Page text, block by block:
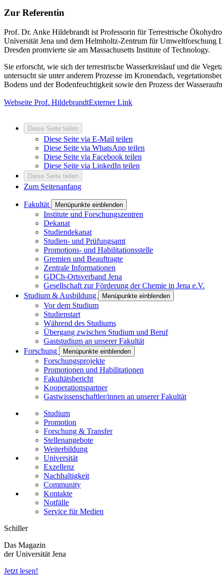
Zur Referentin
Prof. Dr. Anke Hildebrandt ist Professorin für Terrestrische
Universität Jena und dem Helmholtz-Zentrum für Umweltforschung
Dresden promvierte sie am Massachusetts Institute of Technology.
Sie erforscht, wie sich der terrestrische Wasserkreislauf und die
untersucht sie unter anderem Prozesse im Kronendach,
Bodens und der Bodenfeuchtigkeit sowie den Prozess der
Webseite Prof. HildebrandtExterner Link
Diese Seite teilen
Diese Seite via E-Mail teilen
Diese Seite via WhatsApp teilen
Diese Seite via Facebook teilen
Diese Seite via LinkedIn teilen
Diese Seite teilen
Zum Seitenanfang
Fakultät Menüpunkte einblenden
Institute und Forschungszentren
Dekanat
Studiendekanat
Studien- und Prüfungsamt
Promotions- und Habilitationsstelle
Gremien und Beauftragte
Zentrale Informationen
GDCh-Ortsverband Jena
Gesellschaft zur Förderung der Chemie in Jena e.V.
Studium & Ausbildung
Menüpunkte einblenden
Vor dem Studium
Studienstart
Während des Studiums
Übergang zwischen Studium und Beruf
Gaststudium an unserer Fakultät
Forschung
Menüpunkte einblenden
Forschungsprojekte
Promotionen und Habilitationen
Fakultätsbericht
Kooperationspartner
Gastwissenschaftler/innen an unserer Fakultät
Studium
Promotion
Forschung & Transfer
Stellenangebote
Weiterbildung
Universität
Exzellenz
Nachhaltigkeit
Community
Kontakte
Notfälle
Service für Medien
Schiller
Das Magazin
der Universität Jena
Jetzt lesen!